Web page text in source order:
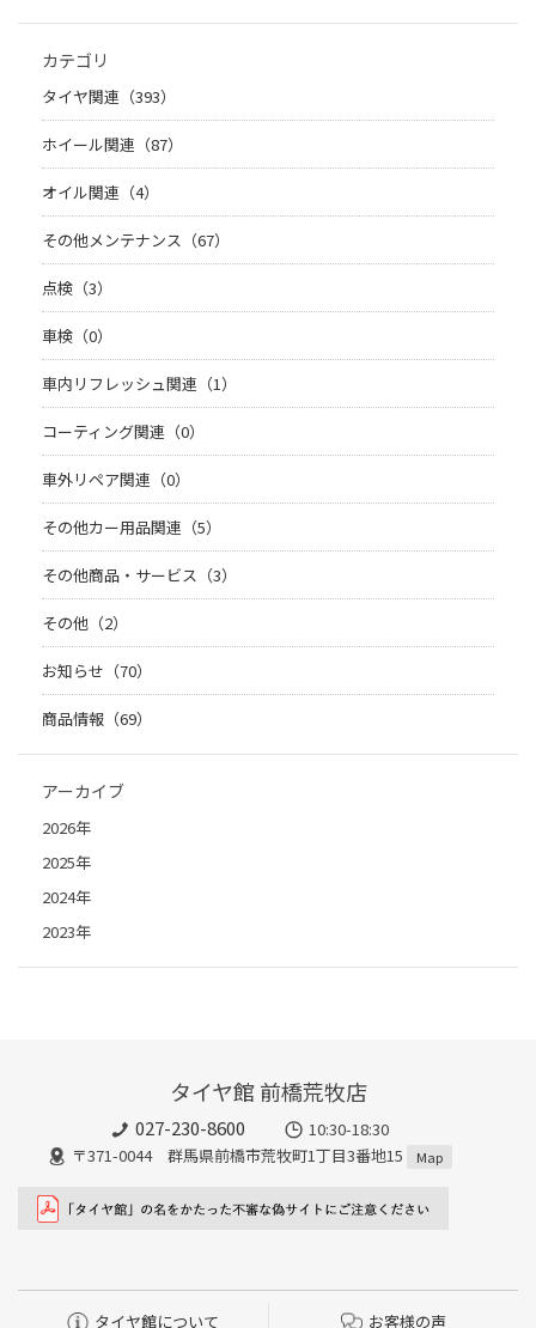
カテゴリ
タイヤ関連（393）
ホイール関連（87）
オイル関連（4）
その他メンテナンス（67）
点検（3）
車検（0）
車内リフレッシュ関連（1）
コーティング関連（0）
車外リペア関連（0）
その他カー用品関連（5）
その他商品・サービス（3）
その他（2）
お知らせ（70）
商品情報（69）
アーカイブ
2026年
2025年
2024年
2023年
タイヤ館 前橋荒牧店
027-230-8600
10:30-18:30
〒371-0044 群馬県前橋市荒牧町1丁目3番地15
Map
タイヤ館について お客様の声